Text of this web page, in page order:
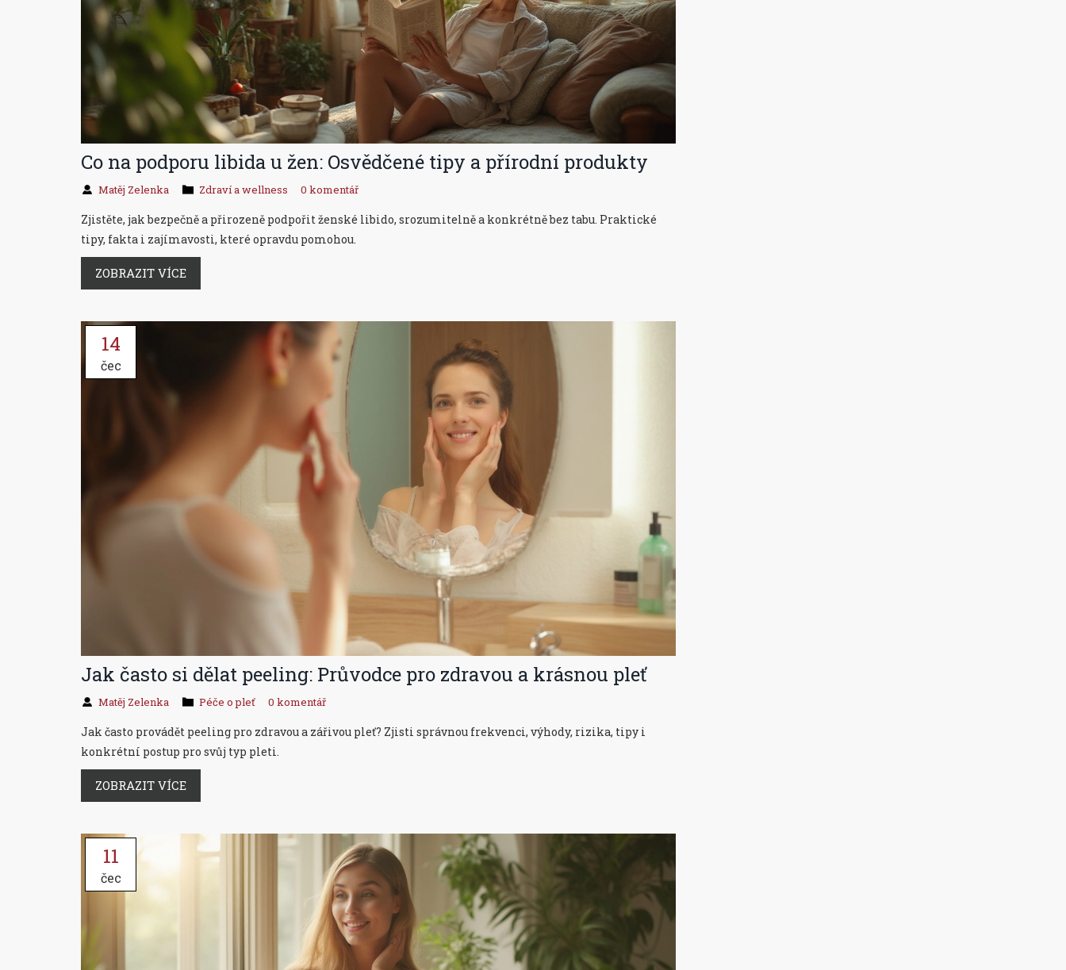
Co na podporu libida u žen: Osvědčené tipy a přírodní produkty
Matěj Zelenka Zdraví a wellness 0 komentář
Zjistěte, jak bezpečně a přirozeně podpořit ženské libido, srozumitelně a konkrétně bez tabu. Praktické
tipy, fakta i zajímavosti, které opravdu pomohou.
ZOBRAZIT VÍCE
14
čec
Jak často si dělat peeling: Průvodce pro zdravou a krásnou pleť
Matěj Zelenka Péče o pleť 0 komentář
Jak často provádět peeling pro zdravou a zářivou pleť? Zjisti správnou frekvenci, výhody, rizika, tipy i
konkrétní postup pro svůj typ pleti.
ZOBRAZIT VÍCE
11
čec